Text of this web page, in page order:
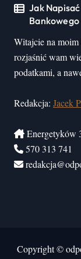
Jak
Witajcie na moim
rozjaśnić wam
podatkami, a
Redakcja: Jacek
Energetyków
570 313 741
Copyright ©